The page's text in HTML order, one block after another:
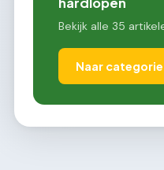
Bekijk alle 35
Naar